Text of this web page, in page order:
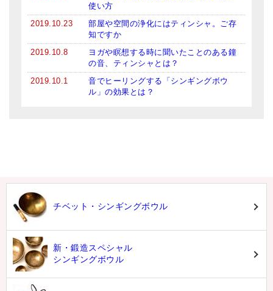
使い方
2019.10.23
部屋や空間の浄化にはティンシャ。ご存
知ですか
2019.10.8
ヨガや瞑想する時に聞いたことのある鐘
の音、ティンシャとは？
2019.10.1
音でヒーリングする「シンギングボウ
ル」の効果とは？
チベット・シンギングボウル
新・鍛造スペシャル
シンギングボウル